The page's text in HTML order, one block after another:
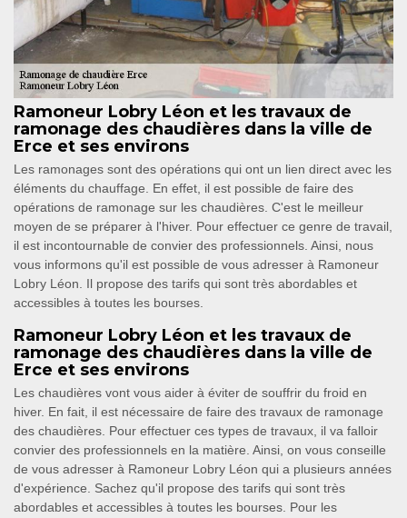
Ramoneur Lobry Léon et les travaux de
ramonage des chaudières dans la ville de
Erce et ses environs
Les ramonages sont des opérations qui ont un lien direct avec les
éléments du chauffage. En effet, il est possible de faire des
opérations de ramonage sur les chaudières. C'est le meilleur
moyen de se préparer à l'hiver. Pour effectuer ce genre de travail,
il est incontournable de convier des professionnels. Ainsi, nous
vous informons qu'il est possible de vous adresser à Ramoneur
Lobry Léon. Il propose des tarifs qui sont très abordables et
accessibles à toutes les bourses.
Ramoneur Lobry Léon et les travaux de
ramonage des chaudières dans la ville de
Erce et ses environs
Les chaudières vont vous aider à éviter de souffrir du froid en
hiver. En fait, il est nécessaire de faire des travaux de ramonage
des chaudières. Pour effectuer ces types de travaux, il va falloir
convier des professionnels en la matière. Ainsi, on vous conseille
de vous adresser à Ramoneur Lobry Léon qui a plusieurs années
d'expérience. Sachez qu'il propose des tarifs qui sont très
abordables et accessibles à toutes les bourses. Pour les